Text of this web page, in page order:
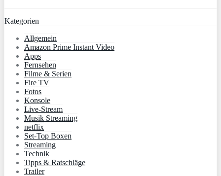
Kategorien
Allgemein
Amazon Prime Instant Video
Apps
Fernsehen
Filme & Serien
Fire TV
Fotos
Konsole
Live-Stream
Musik Streaming
netflix
Set-Top Boxen
Streaming
Technik
Tipps & Ratschläge
Trailer